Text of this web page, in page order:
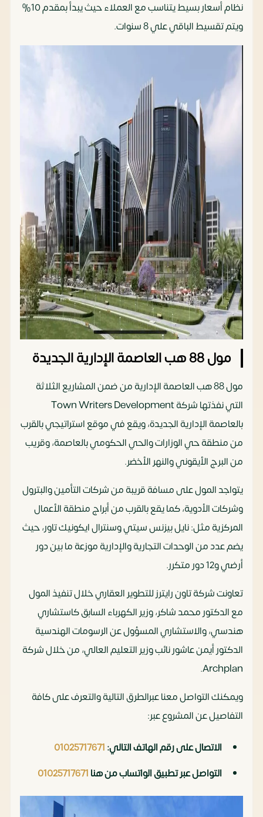
نظام أسعار بسيط يتناسب مع العملاء حيث يبدأ بمقدم 10%
ويتم تقسيط الباقي علي 8 سنوات.
مول 88 هب العاصمة الإدارية الجديدة
مول 88 هب العاصمة الإدارية من ضمن المشاريع الثلاثة
التي نفذتها شركة Town Writers Development
بالعاصمة الإدارية الجديدة، ويقع في موقع استراتيجي بالقرب
من منطقة حي الوزارات والحي الحكومي بالعاصمة، وقريب
من البرج الأيقوني والنهر الأخضر.
يتواجد المول على مسافة قريبة من شركات التأمين والبترول
وشركات الأدوية، كما يقع بالقرب من أبراج منطقة الأعمال
المركزية مثل: نايل بيزنس سيتي وسنترال ايكونيك تاور، حيث
يضم عدد من الوحدات التجارية والإدارية موزعة ما بين دور
أرضي و12 دور متكرر.
تعاونت شركة تاون رايترز للتطوير العقاري خلال تنفيذ المول
مع الدكتور محمد شاكر، وزير الكهرباء السابق كاستشاري
هندسي، والاستشاري المسؤول عن الرسومات الهندسية
الدكتور أيمن عاشور نائب وزير التعليم العالي، من خلال شركة
Archplan.
ويمكنك التواصل معنا عبرالطرق التالية والتعرف على كافة
التفاصيل عن المشروع عبر:
الاتصال على رقم الهاتف التالي:01025717671
التواصل عبر تطبيق الواتساب من هنا01025717671